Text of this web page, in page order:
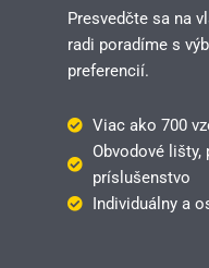
Presvedčte sa na
radi poradíme s
preferencií.
Viac ako 700
Obvodové lišty,
príslušenstvo
Individuálny a